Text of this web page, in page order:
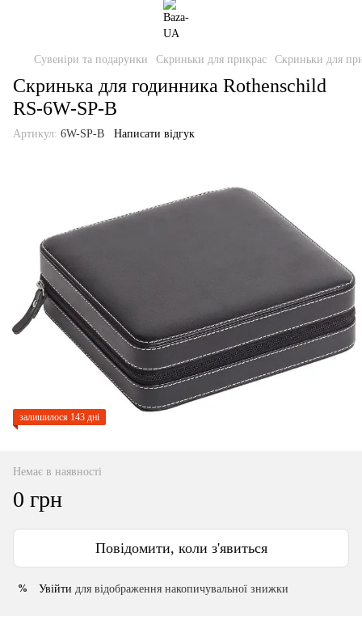
Сувеніри та подарунки Скриньки для прикрас Скриньки для
Скринька для годинника Rothenschild
RS-6W-SP-B
Артикул: 6W-SP-B Написати відгук
залишилося 143 дні
Немає в наявності
0 грн
Повідомити, коли з'явиться
% Увійти для відображення накопичувальної знижки